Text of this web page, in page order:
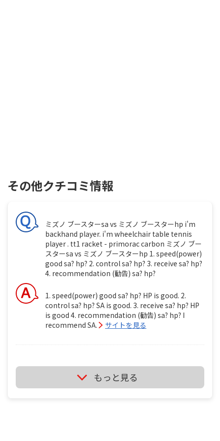
その他クチコミ情報
ミズノ ブースターsa vs ミズノ ブースターhp i'm
backhand player. i'm wheelchair table tennis
player . tt1 racket - primorac carbon ミズノ ブー
スターsa vs ミズノ ブースターhp 1. speed(power)
good sa? hp? 2. control sa? hp? 3. receive sa? hp?
4. recommendation (勧告) sa? hp?
1. speed(power) good sa? hp? HP is good. 2.
control sa? hp? SA is good. 3. receive sa? hp? HP
is good 4. recommendation (勧告) sa? hp? I
recommend SA.
サイトを見る
ミズノ ブースターsa vs ミズノ ブースターhp i'm
backhand player. i'm wheelchair table tennis
player . tt1 ミズノ ブースターsa vs ミズノ ブースタ
もっと見る